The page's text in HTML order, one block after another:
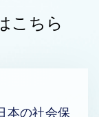
こちら
本の社会保